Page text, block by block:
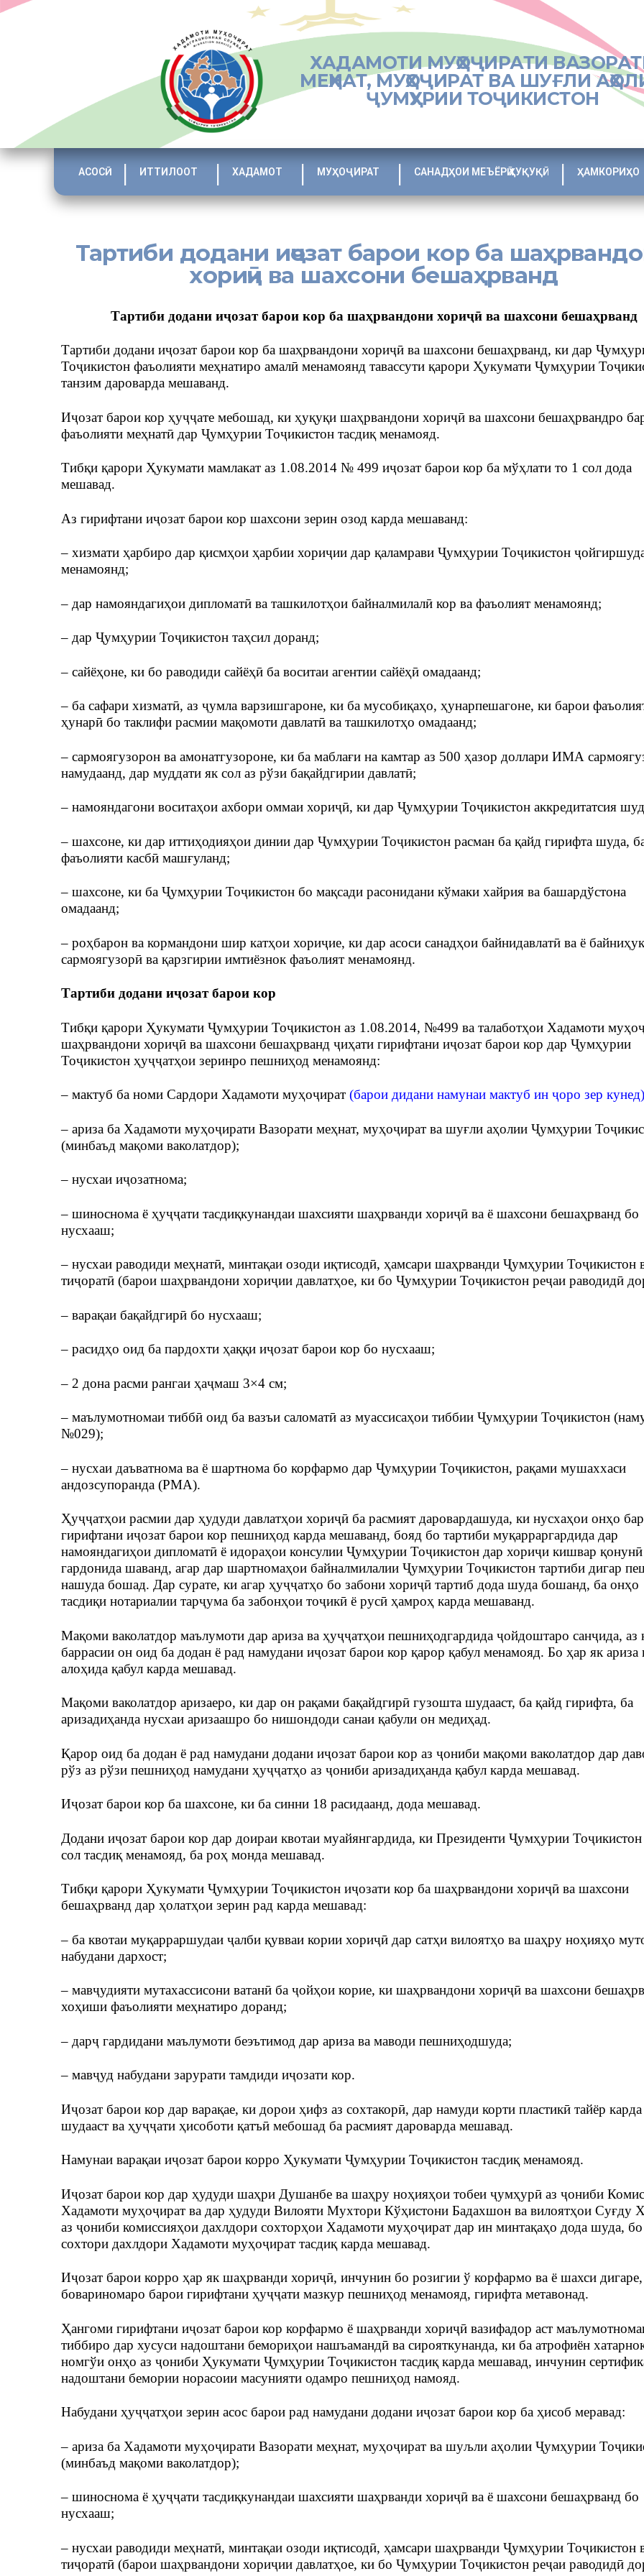
ХАДАМОТИ МУҲОҶИРАТИ
МЕҲНАТ, МУҲОҶИРАТ ВА ШУҒЛИ
ҶУМҲУРИИ ТОҶИКИСТОН
АСОСӢ ИТТИЛООТ ХАДАМОТ МУҲОҶИРАТ САНАДҲОИ МЕЪЁРӢ ҲУҚУҚӢ ҲАМКОРИҲО
Тартиби додани иҷозат барои кор ба
хориҷӣ ва шахсони бешаҳрванд
Тартиби додани иҷозат барои кор ба шаҳрвандони хориҷӣ ва шахсони бешаҳрванд
Тартиби додани иҷозат барои кор ба шаҳрвандони хориҷӣ ва шахсони бешаҳрванд, ки дар
Тоҷикистон фаъолияти меҳнатиро амалӣ менамоянд тавассути қарори Ҳукумати Ҷумҳурии
танзим дароварда мешаванд.
Иҷозат барои кор ҳуҷҷате мебошад, ки ҳуқуқи шаҳрвандони хориҷӣ ва шахсони бешаҳрвандро
фаъолияти меҳнатӣ дар Ҷумҳурии Тоҷикистон тасдиқ менамояд.
Тибқи қарори Ҳукумати мамлакат аз 1.08.2014 № 499 иҷозат барои кор ба мўҳлати то 1 сол дода
мешавад.
Аз гирифтани иҷозат барои кор шахсони зерин озод карда мешаванд:
– хизмати ҳарбиро дар қисмҳои ҳарбии хориҷии дар қаламрави Ҷумҳурии Тоҷикистон
менамоянд;
– дар намояндагиҳои дипломатӣ ва ташкилотҳои байналмилалӣ кор ва фаъолият менамоянд;
– дар Ҷумҳурии Тоҷикистон таҳсил доранд;
– сайёҳоне, ки бо раводиди сайёҳӣ ба воситаи агентии сайёҳӣ омадаанд;
– ба сафари хизматӣ, аз ҷумла варзишгароне, ки ба мусобиқаҳо, ҳунарпешагоне, ки барои
ҳунарӣ бо таклифи расмии мақомоти давлатӣ ва ташкилотҳо омадаанд;
– сармоягузорон ва амонатгузороне, ки ба маблағи на камтар аз 500 ҳазор доллари ИМА
намудаанд, дар муддати як сол аз рўзи бақайдгирии давлатӣ;
– намояндагони воситаҳои ахбори оммаи хориҷӣ, ки дар Ҷумҳурии Тоҷикистон аккредитатсия
– шахсоне, ки дар иттиҳодияҳои динии дар Ҷумҳурии Тоҷикистон расман ба қайд гирифта шуда,
фаъолияти касбӣ машғуланд;
– шахсоне, ки ба Ҷумҳурии Тоҷикистон бо мақсади расонидани кўмаки хайрия ва башардўстона
омадаанд;
– роҳбарон ва кормандони шир катҳои хориҷие, ки дар асоси санадҳои байнидавлатӣ ва ё
сармоягузорӣ ва қарзгирии имтиёзнок фаъолият менамоянд.
Тартиби додани иҷозат барои кор
Тибқи қарори Ҳукумати Ҷумҳурии Тоҷикистон аз 1.08.2014, №499 ва талаботҳои Хадамоти
шаҳрвандони хориҷӣ ва шахсони бешаҳрванд ҷиҳати гирифтани иҷозат барои кор дар Ҷумҳурии
Тоҷикистон ҳуҷҷатҳои зеринро пешниҳод менамоянд:
– мактуб ба номи Сардори Хадамоти муҳоҷират (барои дидани намунаи мактуб ин ҷоро зер
– ариза ба Хадамоти муҳоҷирати Вазорати меҳнат, муҳоҷират ва шуғли аҳолии Ҷумҳурии
(минбаъд мақоми ваколатдор);
– нусхаи иҷозатнома;
– шиноснома ё ҳуҷҷати тасдиқкунандаи шахсияти шаҳрванди хориҷӣ ва ё шахсони бешаҳрванд бо
нусхааш;
– нусхаи раводиди меҳнатӣ, минтақаи озоди иқтисодӣ, ҳамсари шаҳрванди Ҷумҳурии Тоҷикистон
тиҷоратӣ (барои шаҳрвандони хориҷии давлатҳое, ки бо Ҷумҳурии Тоҷикистон реҷаи раводидӣ
– варақаи бақайдгирӣ бо нусхааш;
– расидҳо оид ба пардохти ҳаққи иҷозат барои кор бо нусхааш;
– 2 дона расми рангаи ҳаҷмаш 3×4 см;
– маълумотномаи тиббӣ оид ба вазъи саломатӣ аз муассисаҳои тиббии Ҷумҳурии Тоҷикистон
№029);
– нусхаи даъватнома ва ё шартнома бо корфармо дар Ҷумҳурии Тоҷикистон, рақами мушаххаси
андозсупоранда (РМА).
Ҳуҷҷатҳои расмии дар ҳудуди давлатҳои хориҷӣ ба расмият даровардашуда, ки нусхаҳои онҳо
гирифтани иҷозат барои кор пешниҳод карда мешаванд, бояд бо тартиби муқарраргардида дар
намояндагиҳои дипломатӣ ё идораҳои консулии Ҷумҳурии Тоҷикистон дар хориҷи кишвар қонунӣ
гардонида шаванд, агар дар шартномаҳои байналмилалии Ҷумҳурии Тоҷикистон тартиби дигар
нашуда бошад. Дар сурате, ки агар ҳуҷҷатҳо бо забони хориҷӣ тартиб дода шуда бошанд, ба онҳо
тасдиқи нотариалии тарҷума ба забонҳои тоҷикӣ ё русӣ ҳамроҳ карда мешаванд.
Мақоми ваколатдор маълумоти дар ариза ва ҳуҷҷатҳои пешниҳодгардида ҷойдоштаро санҷида, аз
баррасии он оид ба додан ё рад намудани иҷозат барои кор қарор қабул менамояд. Бо ҳар як ариза
алоҳида қабул карда мешавад.
Мақоми ваколатдор аризаеро, ки дар он рақами бақайдгирӣ гузошта шудааст, ба қайд гирифта, ба
аризадиҳанда нусхаи аризаашро бо нишондоди санаи қабули он медиҳад.
Қарор оид ба додан ё рад намудани додани иҷозат барои кор аз ҷониби мақоми ваколатдор дар
рўз аз рўзи пешниҳод намудани ҳуҷҷатҳо аз ҷониби аризадиҳанда қабул карда мешавад.
Иҷозат барои кор ба шахсоне, ки ба синни 18 расидаанд, дода мешавад.
Додани иҷозат барои кор дар доираи квотаи муайянгардида, ки Президенти Ҷумҳурии Тоҷикистон
сол тасдиқ менамояд, ба роҳ монда мешавад.
Тибқи қарори Ҳукумати Ҷумҳурии Тоҷикистон иҷозати кор ба шаҳрвандони хориҷӣ ва шахсони
бешаҳрванд дар ҳолатҳои зерин рад карда мешавад:
– ба квотаи муқарраршудаи ҷалби қувваи кории хориҷӣ дар сатҳи вилоятҳо ва шаҳру ноҳияҳо
набудани дархост;
– мавҷудияти мутахассисони ватанӣ ба ҷойҳои корие, ки шаҳрвандони хориҷӣ ва шахсони
хоҳиши фаъолияти меҳнатиро доранд;
– дарҷ гардидани маълумоти беэътимод дар ариза ва маводи пешниҳодшуда;
– мавҷуд набудани зарурати тамдиди иҷозати кор.
Иҷозат барои кор дар варақае, ки дорои ҳифз аз сохтакорӣ, дар намуди корти пластикӣ тайёр карда
шудааст ва ҳуҷҷати ҳисоботи қатъӣ мебошад ба расмият дароварда мешавад.
Намунаи варақаи иҷозат барои корро Ҳукумати Ҷумҳурии Тоҷикистон тасдиқ менамояд.
Иҷозат барои кор дар ҳудуди шаҳри Душанбе ва шаҳру ноҳияҳои тобеи ҷумҳурӣ аз ҷониби
Хадамоти муҳоҷират ва дар ҳудуди Вилояти Мухтори Кўҳистони Бадахшон ва вилоятҳои Суғду
аз ҷониби комиссияҳои дахлдори сохторҳои Хадамоти муҳоҷират дар ин минтақаҳо дода шуда,
сохтори дахлдори Хадамоти муҳоҷират тасдиқ карда мешавад.
Иҷозат барои корро ҳар як шаҳрванди хориҷӣ, инчунин бо розигии ў корфармо ва ё шахси
бовариномаро барои гирифтани ҳуҷҷати мазкур пешниҳод менамояд, гирифта метавонад.
Ҳангоми гирифтани иҷозат барои кор корфармо ё шаҳрванди хориҷӣ вазифадор аст
тиббиро дар хусуси надоштани бемориҳои нашъамандӣ ва сирояткунанда, ки ба атрофиён
номгўи онҳо аз ҷониби Ҳукумати Ҷумҳурии Тоҷикистон тасдиқ карда мешавад, инчунин
надоштани бемории норасоии масунияти одамро пешниҳод намояд.
Набудани ҳуҷҷатҳои зерин асос барои рад намудани додани иҷозат барои кор ба ҳисоб меравад:
– ариза ба Хадамоти муҳоҷирати Вазорати меҳнат, муҳоҷират ва шуљли аҳолии Ҷумҳурии
(минбаъд мақоми ваколатдор);
– шиноснома ё ҳуҷҷати тасдиқкунандаи шахсияти шаҳрванди хориҷӣ ва ё шахсони бешаҳрванд бо
нусхааш;
– нусхаи раводиди меҳнатӣ, минтақаи озоди иқтисодӣ, ҳамсари шаҳрванди Ҷумҳурии Тоҷикистон
тиҷоратӣ (барои шаҳрвандони хориҷии давлатҳое, ки бо Ҷумҳурии Тоҷикистон реҷаи раводидӣ